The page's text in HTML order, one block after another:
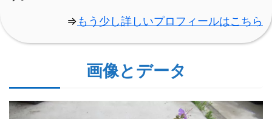
⇒もう少し詳しいプロフィールはこちら
画像とデータ